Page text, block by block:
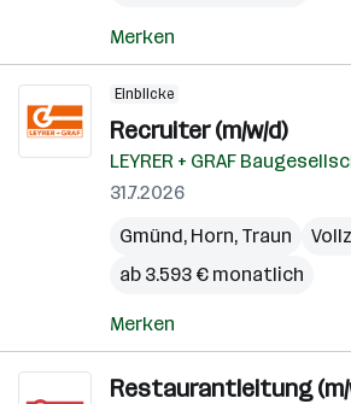
Merken
Einblicke
Recruiter (m/w/d)
LEYRER + GRAF
31.7.2026
Gmünd, Horn, Traun
ab 3.593 € monatlich
Merken
Restaurantleitung (m/